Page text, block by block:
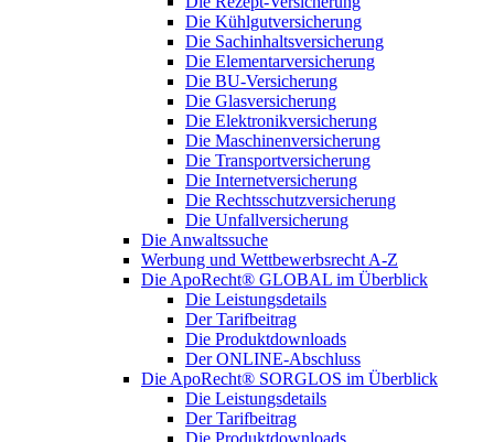
Die Kühlgutversicherung
Die Sachinhaltsversicherung
Die Elementarversicherung
Die BU-Versicherung
Die Glasversicherung
Die Elektronikversicherung
Die Maschinenversicherung
Die Transportversicherung
Die Internetversicherung
Die Rechtsschutzversicherung
Die Unfallversicherung
Die Anwaltssuche
Werbung und Wettbewerbsrecht A-Z
Die ApoRecht® GLOBAL im Überblick
Die Leistungsdetails
Der Tarifbeitrag
Die Produktdownloads
Der ONLINE-Abschluss
Die ApoRecht® SORGLOS im Überblick
Die Leistungsdetails
Der Tarifbeitrag
Die Produktdownloads